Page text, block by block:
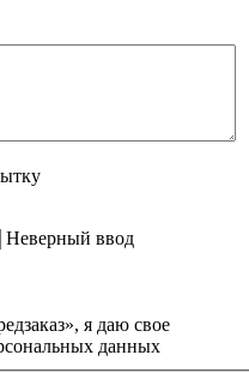
Неверный ввод
я даю свое
данных